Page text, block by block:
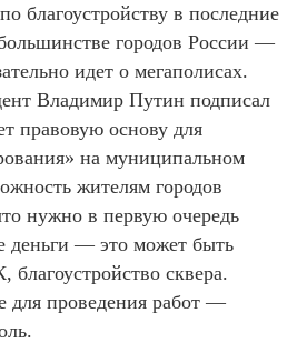
благоустройству в последние
городов России —
идет о мегаполисах.
Владимир Путин подписал
правовую основу для
на муниципальном
жителям городов
нужно в первую очередь
деньги — это может быть
сквера.
для проведения работ —